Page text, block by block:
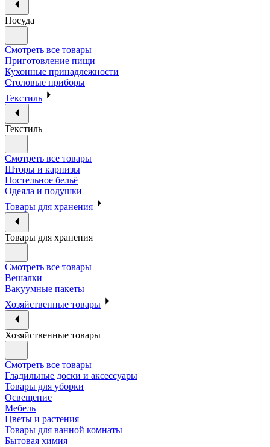
Посуда
Смотреть все товары
Приготовление пищи
Кухонные принадлежности
Столовые приборы
Текстиль
Текстиль
Смотреть все товары
Шторы и карнизы
Постельное бельё
Одеяла и подушки
Товары для хранения
Товары для хранения
Смотреть все товары
Вешалки
Вакуумные пакеты
Хозяйственные товары
Хозяйственные товары
Смотреть все товары
Гладильные доски и аксессуары
Товары для уборки
Освещение
Мебель
Цветы и растения
Товары для ванной комнаты
Бытовая химия